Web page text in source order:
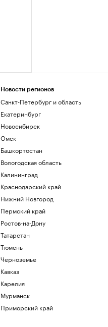
Новости регионов
Санкт-Петербург и область
Екатеринбург
Новосибирск
Омск
Башкортостан
Вологодская область
Калининград
Краснодарский край
Нижний Новгород
Пермский край
Ростов-на-Дону
Татарстан
Тюмень
Черноземье
Кавказ
Карелия
Мурманск
Приморский край